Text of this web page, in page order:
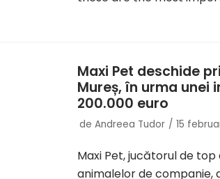
Maxi Pet deschide
Mureș, în urma unei
200.000 euro
de Andreea Tudor 15
Maxi Pet, jucătorul de
animalelor de companie,